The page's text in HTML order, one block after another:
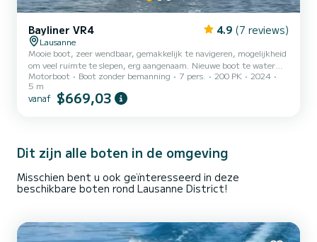
Bayliner VR4 4.9 (7 reviews)
Lausanne
Mooie boot, zeer wendbaar, gemakkelijk te navigeren, mogelijkheid
om veel ruimte te slepen, erg aangenaam. Nieuwe boot te water
gelaten in augustus 2024, radio mp3. Privéparkeerplaats
beschikbaar op aanvraag
Motorboot Boot zonder bemanning 7 pers. 200 PK
2024
5 m
vanaf $669,03
Dit zijn alle boten in de omgeving
Misschien bent u ook geïnteresseerd in deze
beschikbare boten rond Lausanne District!